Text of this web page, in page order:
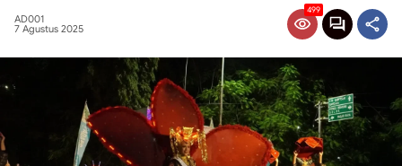
AD001
7 Agustus 2025
499